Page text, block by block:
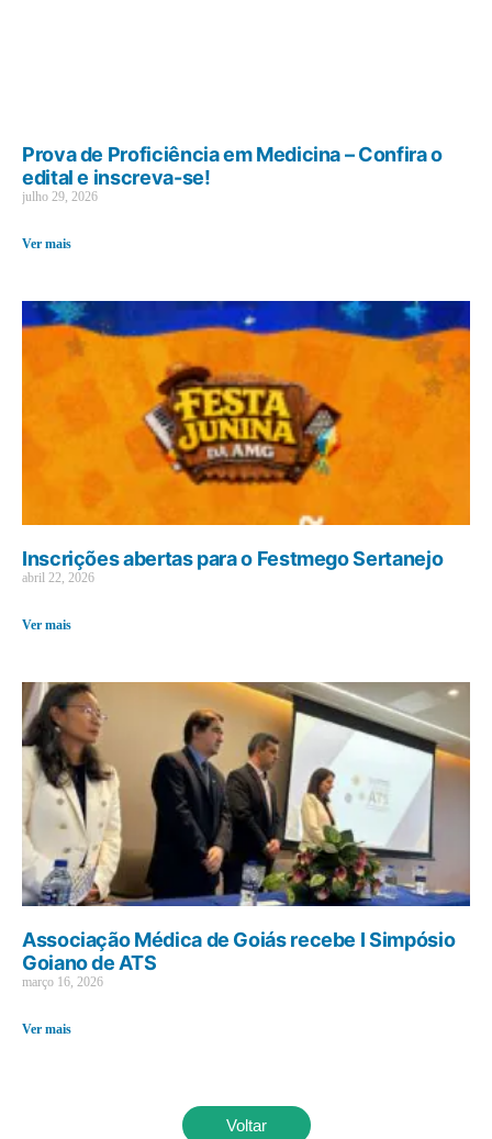
Prova de Proficiência em Medicina – Confira o
edital e inscreva-se!
julho 29, 2026
Ver mais
Inscrições abertas para o Festmego Sertanejo
abril 22, 2026
Ver mais
Associação Médica de Goiás recebe I Simpósio
Goiano de ATS
março 16, 2026
Ver mais
Voltar